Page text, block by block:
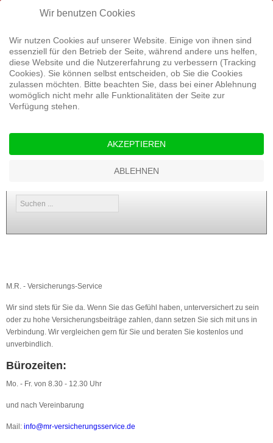
Startseite Service Versicherungen Aktuelles Kontakt
Energie
Suchen
...
M.R. - Versicherungs-Service
Wir sind stets für Sie da. Wenn Sie das Gefühl haben, unterversichert zu sein
oder zu hohe Versicherungsbeiträge zahlen, dann setzen Sie sich mit uns in
Verbindung. Wir vergleichen gern für Sie und beraten Sie kostenlos und
unverbindlich.
Bürozeiten:
Mo. - Fr. von 8.30 - 12.30 Uhr
und nach Vereinbarung
Mail: info@mr-versicherungsservice.de
Wir benutzen Cookies
Wir nutzen Cookies auf unserer Website. Einige von ihnen sind
essenziell für den Betrieb der Seite, während andere uns helfen,
diese Website und die Nutzererfahrung zu verbessern (Tracking
Cookies). Sie können selbst entscheiden, ob Sie die Cookies
zulassen möchten. Bitte beachten Sie, dass bei einer Ablehnung
womöglich nicht mehr alle Funktionalitäten der Seite zur
Verfügung stehen.
AKZEPTIEREN
ABLEHNEN